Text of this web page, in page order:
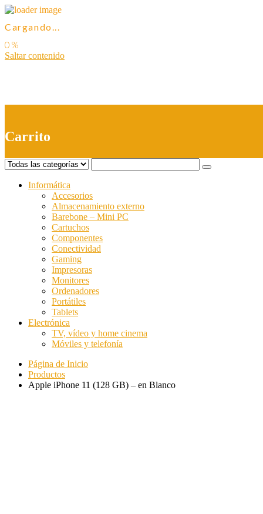
Cargando...
Saltar contenido
Carrito
Informática
Accesorios
Almacenamiento externo
Barebone – Mini PC
Cartuchos
Componentes
Conectividad
Gaming
Impresoras
Monitores
Ordenadores
Portátiles
Tablets
Electrónica
TV, vídeo y home cinema
Móviles y telefonía
Página de Inicio
Productos
Apple iPhone 11 (128 GB) – en Blanco